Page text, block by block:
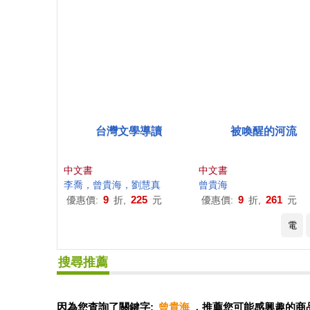
台灣文學導讀
中文書
李喬， 曾貴海 ，劉慧真
優惠價: 9 折, 225 元
被喚醒的河流
中文書
曾貴海
優惠價: 9 折, 261 元
電
搜尋推薦
因為您查詢了關鍵字: 曾貴海 ，推薦您可能感興趣的商